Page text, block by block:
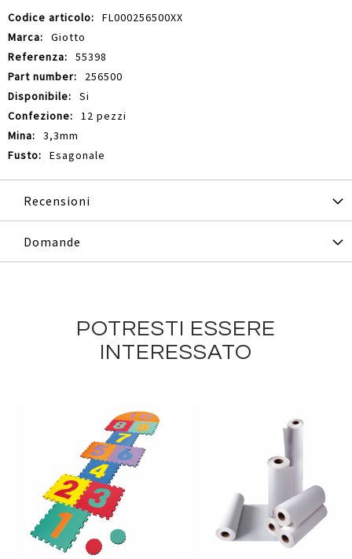
Maggiori
Informazioni
FL000256500XX
Giotto
55398
256500
Si
12 pezzi
3,3mm
Esagonale
Recensioni
Domande
POTRESTI ESSERE
INTERESSATO